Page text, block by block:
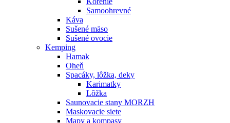
Samoohrevné
Káva
Sušené mäso
Sušené ovocie
Kemping
Hamak
Oheň
Spacáky, lôžka, deky
Karimatky
Lôžka
Saunovacie stany MORZH
Maskovacie siete
Mapy a kompasy